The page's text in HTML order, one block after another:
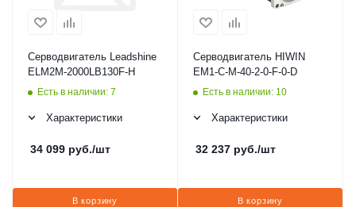
Серводвигатель Leadshine
ELM2M-2000LB130F-H
Есть в наличии: 7
Характеристики
34 099 руб./шт
В корзину
Серводвигатель HIWIN
EM1-C-M-40-2-0-F-0-D
Есть в наличии: 10
Характеристики
32 237 руб./шт
В корзину